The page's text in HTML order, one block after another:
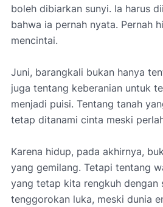
boleh dibiarkan sunyi. Ia harus
bahwa ia pernah nyata. Pernah
mencintai.
Juni, barangkali bukan hanya
juga tentang keberanian untuk
menjadi puisi. Tentang tanah
tetap ditanami cinta meski
Karena hidup, pada akhirnya,
yang gemilang. Tetapi tentang
yang tetap kita rengkuh dengan
tenggorokan luka, meski dunia